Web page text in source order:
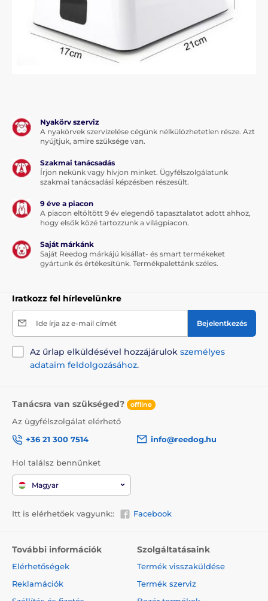
Nyakörv szerviz
A nyakörvek szervizelése cégünk nélkülözhetetlen része. Azt
nyújtjuk, amire szüksége van.
Szakmai tanácsadás
Írjon nekünk vagy hívjon minket. Ügyfélszolgálatunk
szakmai tanácsadási képzésben részesült.
9 éve a piacon
A piacon eltöltött 9 év elegendő tapasztalatot adott ahhoz,
hogy elsők közé tartozzunk a világpiacon.
Saját márkánk
Saját Reedog márkájú kisállat- és smart termékeket
gyártunk és értékesítünk. Termékpalettánk széles.
Iratkozz fel hírlevelünkre
Ide írja az e-mail címét Bejelentkezés
Az űrlap elküldésével hozzájárulok személyes
adataim feldolgozásához.
Tanácsra van szükséged? offline
Az ügyfélszolgálat elérhető
+36 21 300 7514
info@reedog.hu
Hol találsz bennünket
Magyar
Itt is elérhetőek vagyunk:: Facebook
További információk
Elérhetőségek
Reklamációk
Szolgáltatásaink
Termék visszaküldése
Termék szerviz